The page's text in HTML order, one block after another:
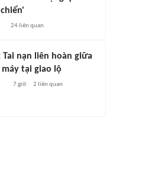
24liên quan
Tai nạn liên hoàn giữa
máy tại giao lộ
7 giờ 2 liên quan